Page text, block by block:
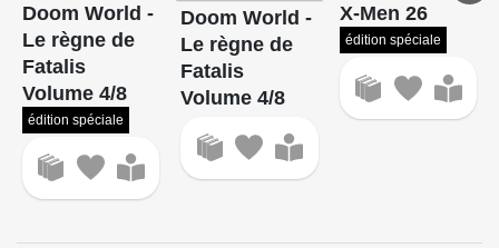
Doom World -
Le règne de
Fatalis
Volume 4/8
édition spéciale
Doom World -
Le règne de
Fatalis
Volume 4/8
X-Men 26
édition spéciale